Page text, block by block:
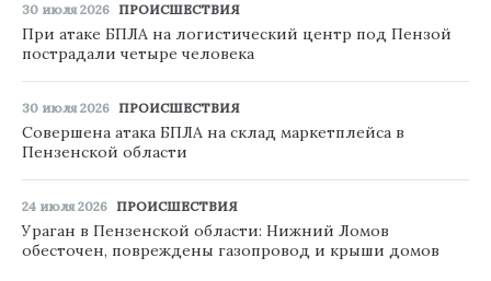
30 июля 2026 ПРОИСШЕСТВИЯ
При атаке БПЛА на логистический центр под Пензой
пострадали четыре человека
30 июля 2026 ПРОИСШЕСТВИЯ
Совершена атака БПЛА на склад маркетплейса в
Пензенской области
24 июля 2026 ПРОИСШЕСТВИЯ
Ураган в Пензенской области: Нижний Ломов
обесточен, повреждены газопровод и крыши домов